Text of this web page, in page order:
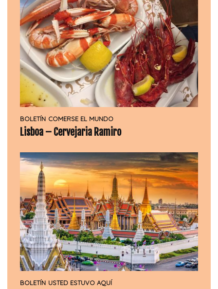
BOLETÍN COMERSE EL MUNDO
Lisboa – Cervejaria Ramiro
BOLETÍN USTED ESTUVO AQUÍ